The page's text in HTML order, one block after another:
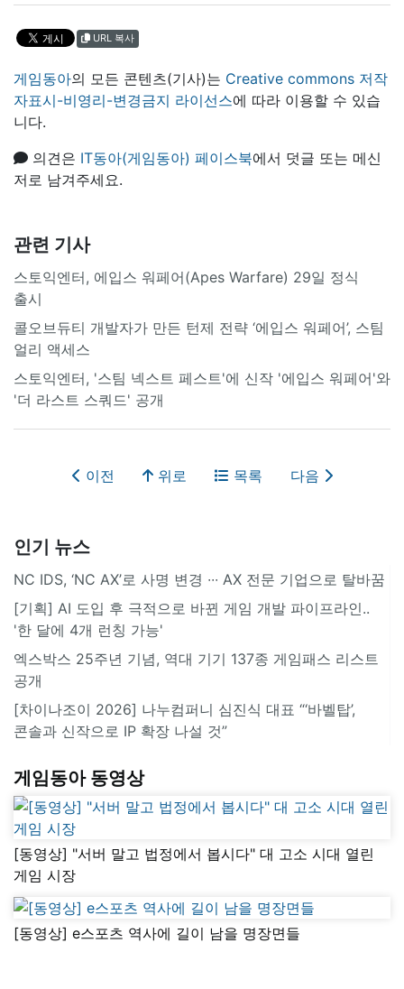
URL 복사
게임동아의 모든 콘텐츠(기사)는 Creative commons 저작
자표시-비영리-변경금지 라이선스에 따라 이용할 수 있습
니다.
의견은 IT동아(게임동아) 페이스북에서 덧글 또는 메신
저로 남겨주세요.
관련 기사
스토익엔터, 에입스 워페어(Apes Warfare) 29일 정식
출시
콜오브듀티 개발자가 만든 턴제 전략 ‘에입스 워페어’, 스팀
얼리 액세스
스토익엔터, '스팀 넥스트 페스트'에 신작 '에입스 워페어'와
'더 라스트 스쿼드' 공개
이전 위로 목록 다음
인기 뉴스
NC IDS, ‘NC AX’로 사명 변경 ∙∙∙ AX 전문 기업으로 탈바꿈
[기획] AI 도입 후 극적으로 바뀐 게임 개발 파이프라인..
'한 달에 4개 런칭 가능'
엑스박스 25주년 기념, 역대 기기 137종 게임패스 리스트
공개
[차이나조이 2026] 나누컴퍼니 심진식 대표 “‘바벨탑’,
콘솔과 신작으로 IP 확장 나설 것”
게임동아 동영상
[동영상] "서버 말고 법정에서 봅시다" 대 고소 시대 열린
게임 시장
[동영상] e스포츠 역사에 길이 남을 명장면들